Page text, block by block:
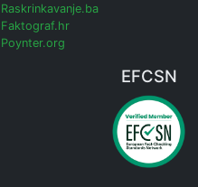
Raskrinkavanje.ba
Faktograf.hr
Poynter.org
EFCSN